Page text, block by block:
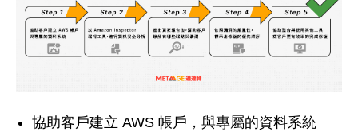
協助客戶建立 AWS 帳戶，與專屬的資料系統